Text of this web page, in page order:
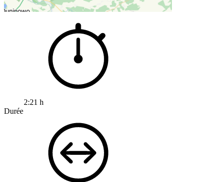
2:21 h
Durée